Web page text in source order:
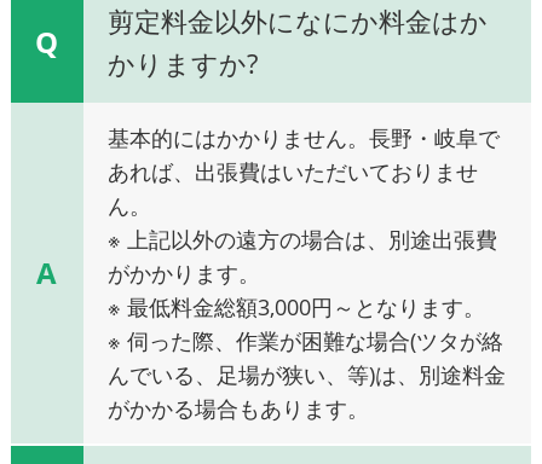
Q
剪定料金以外になにか料金はか
かりますか?
A
基本的にはかかりません。長野・岐阜で
あれば、出張費はいただいておりませ
ん。
※ 上記以外の遠方の場合は、別途出張費
がかかります。
※ 最低料金総額3,000円～となります。
※ 伺った際、作業が困難な場合(ツタが絡
んでいる、足場が狭い、等)は、別途料金
がかかる場合もあります。